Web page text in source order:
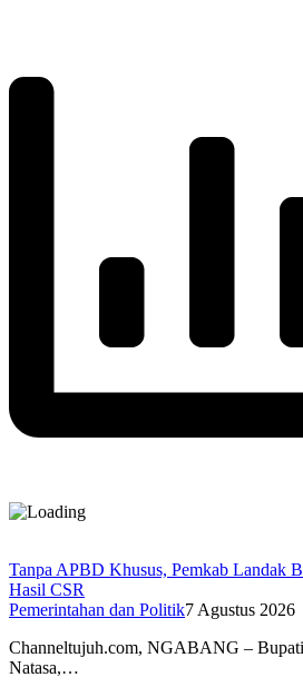
Tanpa APBD Khusus, Pemkab Landak
Hasil CSR
Pemerintahan dan Politik7 Agustus 2026
Channeltujuh.com, NGABANG –
Natasa,…